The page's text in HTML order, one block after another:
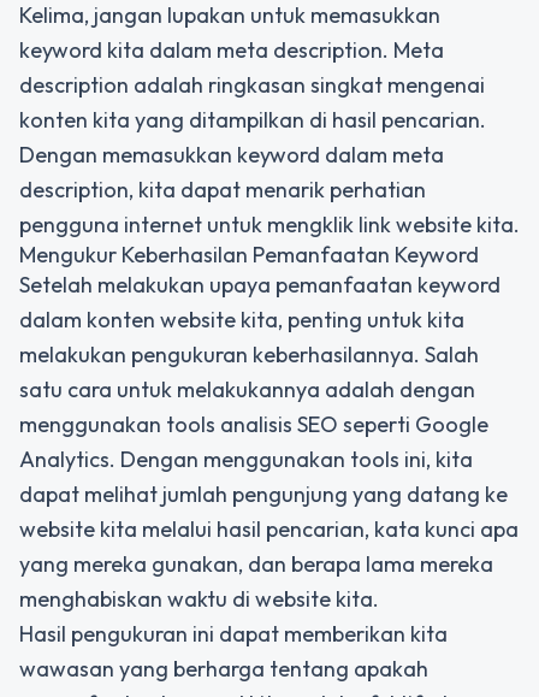
Kelima, jangan lupakan untuk memasukkan
keyword kita dalam meta description. Meta
description adalah ringkasan singkat mengenai
konten kita yang ditampilkan di hasil pencarian.
Dengan memasukkan keyword dalam meta
description, kita dapat menarik perhatian
pengguna internet untuk mengklik link website kita.
Mengukur Keberhasilan Pemanfaatan Keyword
Setelah melakukan upaya pemanfaatan keyword
dalam konten website kita, penting untuk kita
melakukan pengukuran keberhasilannya. Salah
satu cara untuk melakukannya adalah dengan
menggunakan tools analisis SEO seperti Google
Analytics. Dengan menggunakan tools ini, kita
dapat melihat jumlah pengunjung yang datang ke
website kita melalui hasil pencarian, kata kunci apa
yang mereka gunakan, dan berapa lama mereka
menghabiskan waktu di website kita.
Hasil pengukuran ini dapat memberikan kita
wawasan yang berharga tentang apakah